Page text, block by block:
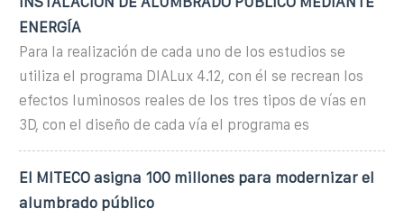
ENERGÍA
Para la realización de cada uno de los estudios se
utiliza el programa DIALux 4.12, con él se recrean los
efectos luminosos reales de los tres tipos de vías en
3D, con el diseño de cada vía el programa es
El MITECO asigna 100 millones para modernizar el
alumbrado público